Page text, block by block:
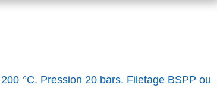
°C. Pression 20 bars. Filetage BSPP ou